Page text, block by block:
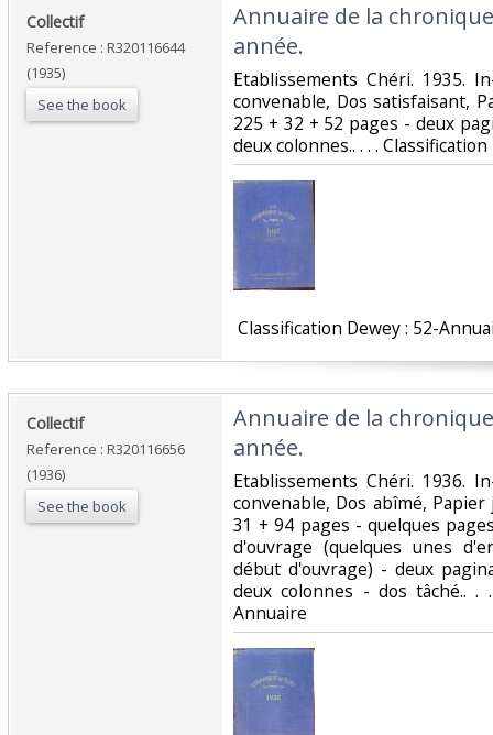
‎Collectif‎
Reference : R320116644
(1935)
See the book
‎Annuaire de la
année.‎
‎Etablissements Chéri. 1935.
convenable, Dos satisfaisant,
225 + 32 + 52 pages - deux
deux colonnes.. . . .
Classification Dewey : 52-
‎Collectif‎
Reference : R320116656
(1936)
See the book
‎Annuaire de la
année.‎
‎Etablissements Chéri. 1936.
convenable, Dos abîmé,
31 + 94 pages - quelques
d'ouvrage (quelques unes
début d'ouvrage) - deux
deux colonnes - dos tâché.. .
Annuaire‎